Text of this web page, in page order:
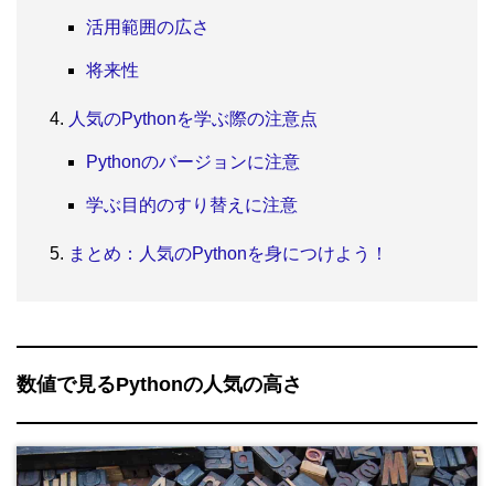
活用範囲の広さ
将来性
人気のPythonを学ぶ際の注意点
Pythonのバージョンに注意
学ぶ目的のすり替えに注意
まとめ：人気のPythonを身につけよう！
数値で見るPythonの人気の高さ